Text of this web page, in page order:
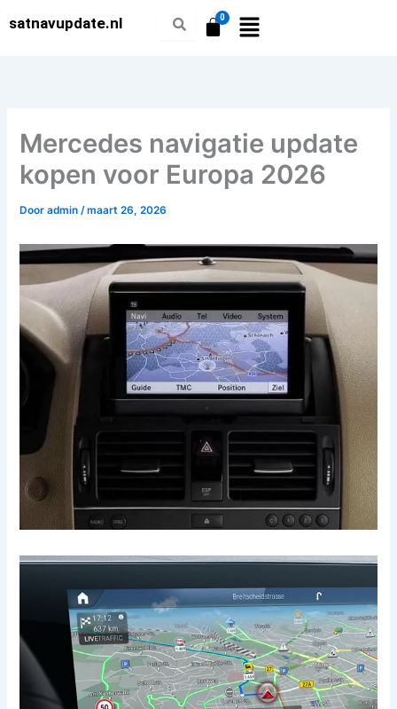
naar
satnavupdate.nl
Mercedes navigatie update
kopen voor Europa 2026
Dooradmin /maart 26, 2026